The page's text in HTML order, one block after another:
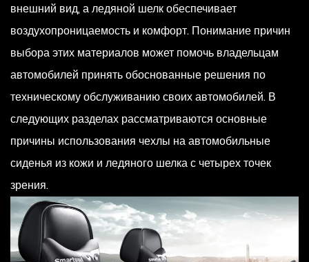
внешний вид, а ледяной шелк обеспечивает
воздухопроницаемость и комфорт. Понимание причин
выбора этих материалов может помочь владельцам
автомобилей принять обоснованные решения по
техническому обслуживанию своих автомобилей. В
следующих разделах рассматриваются основные
причины использования чехлы на автомобильные
сиденья из кожи и ледяного шелкас четырех точек
зрения.